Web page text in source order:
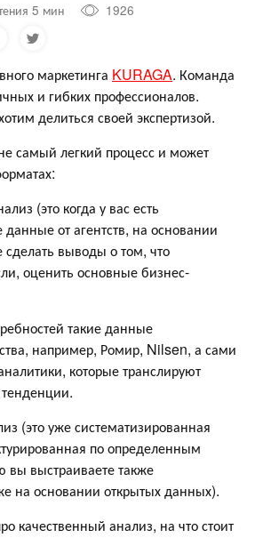
5 мин
1926
маркетинга KURAGA. Команда
и гибких профессионалов.
делиться своей экспертизой.
самый легкий процесс и может
(это когда у вас есть
данные от агентств, на основании
выводы о том, что
оценить основные бизнес-
такие данные
например, Ромир, Nilsen, а сами
которые транслируют
(это уже систематизированная
по определенным
вы выстраиваете также
на основании открытых данных).
качественный анализ, на что стоит